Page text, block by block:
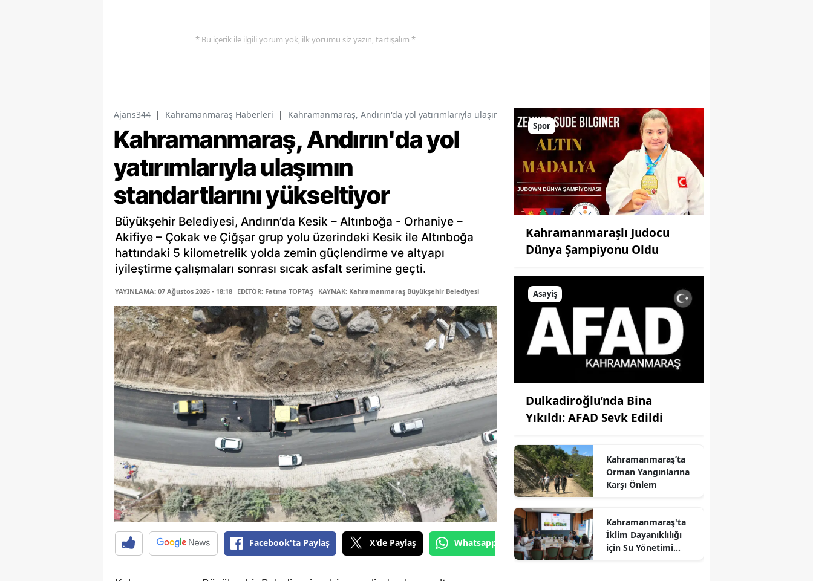
* Bu içerik ile ilgili yorum yok, ilk yorumu siz yazın, tartışalım *
Ajans344 | Kahramanmaraş Haberleri | Kahramanmaraş, Andırın'da yol yatırımlarıyla ulaşımın standartlarını yükseltiyor
Kahramanmaraş, Andırın'da yol
yatırımlarıyla ulaşımın
standartlarını yükseltiyor
Büyükşehir Belediyesi, Andırın’da Kesik – Altınboğa - Orhaniye –
Akifiye – Çokak ve Çiğşar grup yolu üzerindeki Kesik ile Altınboğa
hattındaki 5 kilometrelik yolda zemin güçlendirme ve altyapı
iyileştirme çalışmaları sonrası sıcak asfalt serimine geçti.
YAYINLAMA: 07 Ağustos 2026 - 18:18 EDİTÖR: Fatma TOPTAŞ KAYNAK: Kahramanmaraş Büyükşehir Belediyesi
Facebook'ta Paylaş X'de Paylaş Whatsapp'tan Gönder
Spor
Kahramanmaraşlı Judocu
Dünya Şampiyonu Oldu
Asayiş
Dulkadiroğlu’nda Bina
Yıkıldı: AFAD Sevk Edildi
Kahramanmaraş’ta
Orman Yangınlarına
Karşı Önlem
Kahramanmaraş'ta
İklim Dayanıklılığı
için Su Yönetimi